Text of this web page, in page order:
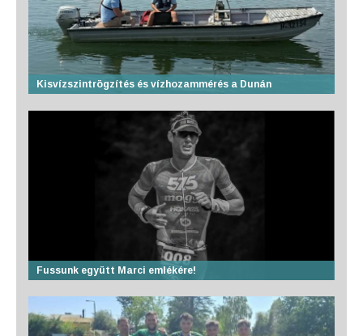
Kisvízszintrögzítés és vízhozammérés a Dunán
Fussunk együtt Marci emlékére!